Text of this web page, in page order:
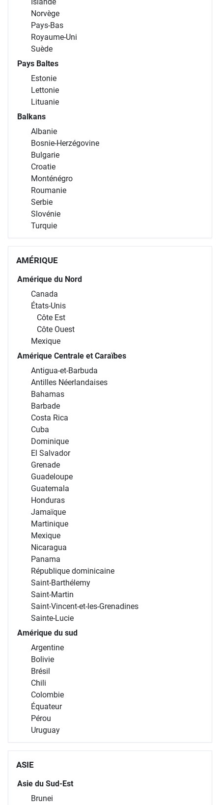
Norvège
Pays-Bas
Royaume-Uni
Suède
Pays Baltes
Estonie
Lettonie
Lituanie
Balkans
Albanie
Bosnie-Herzégovine
Bulgarie
Croatie
Monténégro
Roumanie
Serbie
Slovénie
Turquie
AMÉRIQUE
Amérique du Nord
Canada
États-Unis
Côte Est
Côte Ouest
Mexique
Amérique Centrale et Caraïbes
Antigua-et-Barbuda
Antilles Néerlandaises
Bahamas
Barbade
Costa Rica
Cuba
Dominique
El Salvador
Grenade
Guadeloupe
Guatemala
Honduras
Jamaïque
Martinique
Mexique
Nicaragua
Panama
République dominicaine
Saint-Barthélemy
Saint-Martin
Saint-Vincent-et-les-Grenadines
Sainte-Lucie
Amérique du sud
Argentine
Bolivie
Brésil
Chili
Colombie
Équateur
Pérou
Uruguay
ASIE
Asie du Sud-Est
Brunei